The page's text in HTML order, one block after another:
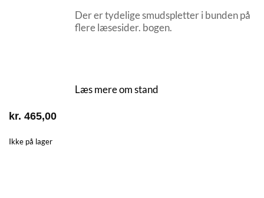
Der er tydelige smudspletter i bunden på
flere læsesider. bogen.
Læs mere om stand
kr. 465,00
Ikke på lager